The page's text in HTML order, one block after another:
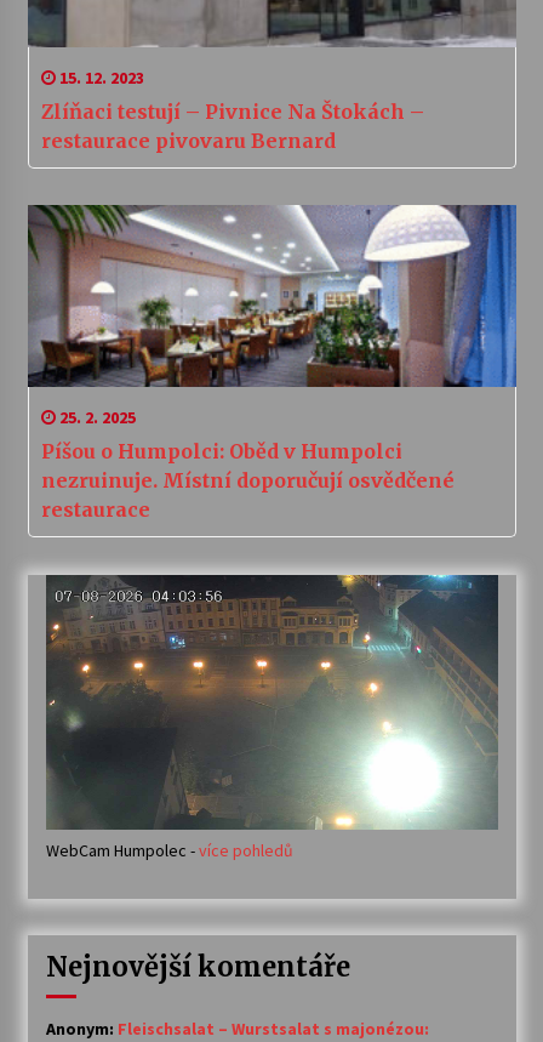
15. 12. 2023
Zlíňaci testují – Pivnice Na Štokách –
restaurace pivovaru Bernard
25. 2. 2025
Píšou o Humpolci: Oběd v Humpolci
nezruinuje. Místní doporučují osvědčené
restaurace
WebCam Humpolec -více pohledů
Nejnovější komentáře
Anonym: Fleischsalat – Wurstsalat s majonézou: